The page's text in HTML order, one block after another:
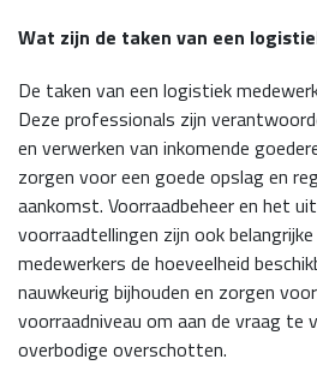
Wat zijn de taken van een
De taken van een logistiek
Deze professionals zijn
en verwerken van inkomende
zorgen voor een goede opslag en
aankomst. Voorraadbeheer en het
voorraadtellingen zijn ook
medewerkers de hoeveelheid
nauwkeurig bijhouden en zorgen
voorraadniveau om aan de vraag te
overbodige overschotten.